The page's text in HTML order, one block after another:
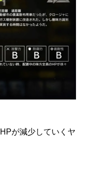
が減少していくヤ